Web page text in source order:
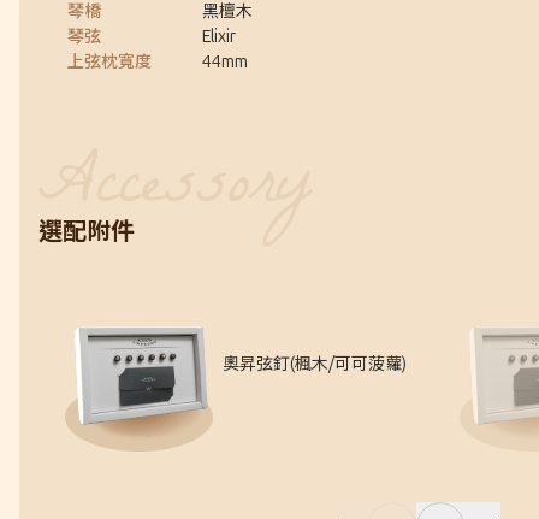
琴橋
黑檀木
琴弦
Elixir
上弦枕寬度
44mm
選配附件
奧昇弦釘(楓木/可可菠蘿)